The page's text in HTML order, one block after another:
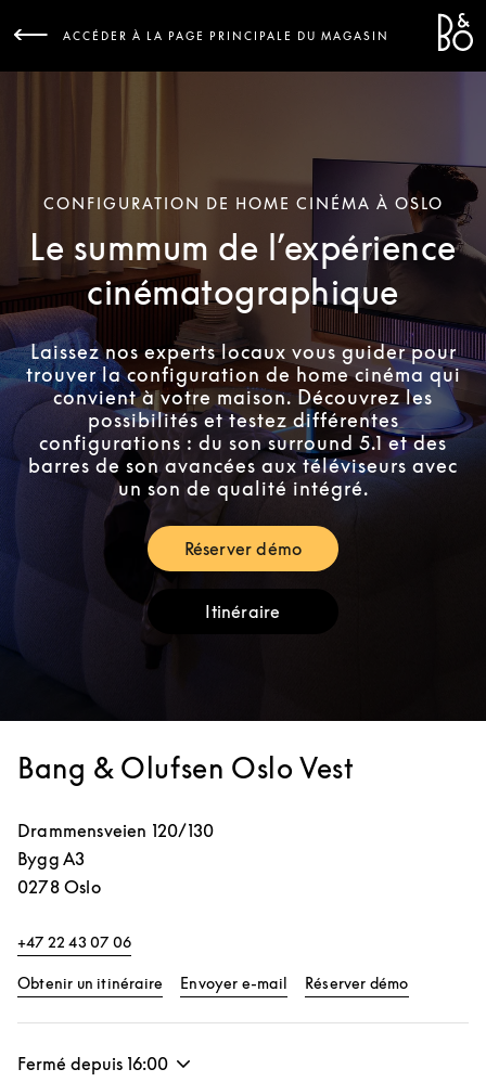
ACCÉDER À LA PAGE PRINCIPALE DU MAGASIN
CONFIGURATION DE HOME CINÉMA À OSLO
Le summum de l’expérience
cinématographique
Laissez nos experts locaux vous guider pour
trouver la configuration de home cinéma qui
convient à votre maison. Découvrez les
possibilités et testez différentes
configurations : du son surround 5.1 et des
barres de son avancées aux téléviseurs avec
un son de qualité intégré.
Réserver démo
Link Opens in New Tab
ItinéraireLink Opens in New Tab
Bang & Olufsen Oslo Vest
Drammensveien 120/130
Bygg A3
0278 Oslo
+47 22 43 07 06
Obtenir un itinéraire Link Opens in New Tab
Envoyer e-mail Réserver démo
Fermé depuis 16:00